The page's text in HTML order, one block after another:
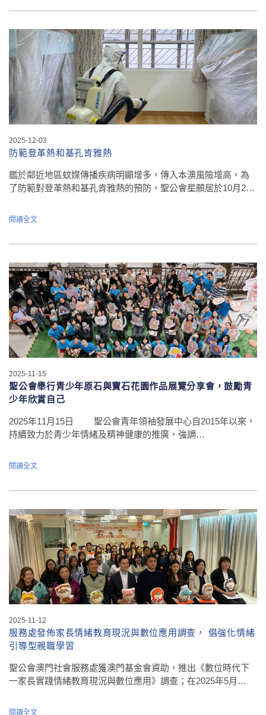
2025-12-03
防範登革熱和基孔肯雅熱
鑑於鄰近地區蚊媒傳播疾病明顯增多，傳入本澳風險增高，為
了防範對登革熱和基孔肯雅熱的預防，聖公會星願居於10月2…
閱讀全文
2025-11-15
聖公會舉行青少年原石與寶石花園作品展覽分享會，鼓勵青
少年欣賞自己
2025年11月15日 聖公會青年領袖發展中心自2015年以來，
持續致力於青少年情緒及精神健康的推廣，強調…
閱讀全文
2025-11-12
服務處發佈家長情緒教育現況與數位應用調查， 倡強化情緒
引導型親職學習
聖公會澳門社會服務處獲澳門基金會資助，推出《數位時代下
一家長實踐情緒教育現況與數位應用》調查；在2025年5月…
閱讀全文